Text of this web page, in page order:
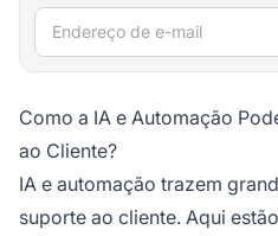
Endereço de e-mail
Como a IA e Automação
ao Cliente?
IA e automação trazem
suporte ao cliente. Aqui